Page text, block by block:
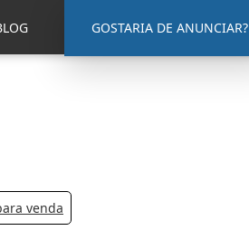
GOSTARIA DE ANUNCIAR?
venda